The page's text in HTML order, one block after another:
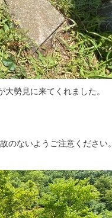
勢見に来てくれました。
のないようご注意ください。